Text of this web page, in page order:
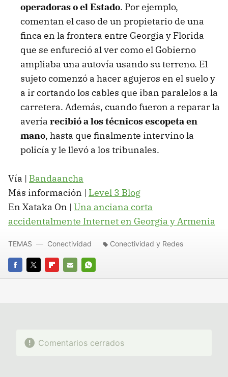
operadoras o el Estado. Por ejemplo,
comentan el caso de un propietario de una
finca en la frontera entre Georgia y Florida
que se enfureció al ver como el Gobierno
ampliaba una autovía usando su terreno. El
sujeto comenzó a hacer agujeros en el suelo y
a ir cortando los cables que iban paralelos a la
carretera. Además, cuando fueron a reparar la
avería recibió a los técnicos escopeta en
mano, hasta que finalmente intervino la
policía y le llevó a los tribunales.
Vía | Bandaancha
Más información | Level 3 Blog
En Xataka On | Una anciana corta
accidentalmente Internet en Georgia y Armenia
FACEBOOK
TWITTERFLIPBOARD
E-
WHATSAPP
TEMAS Conectividad Conectividad y Redes
Comentarios cerrados